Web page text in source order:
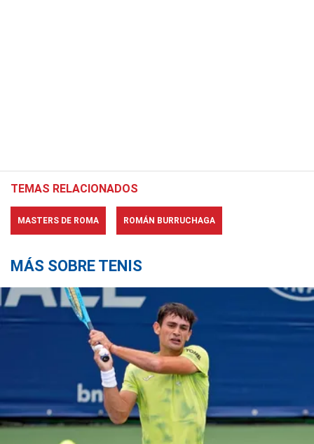
TEMAS RELACIONADOS
MASTERS DE ROMA ROMÁN BURRUCHAGA
MÁS SOBRE TENIS